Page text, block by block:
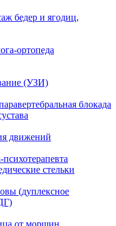
бедер и ягодиц,
ортопеда
(УЗИ)
блокада
движений
стельки
(дуплексное
от морщин